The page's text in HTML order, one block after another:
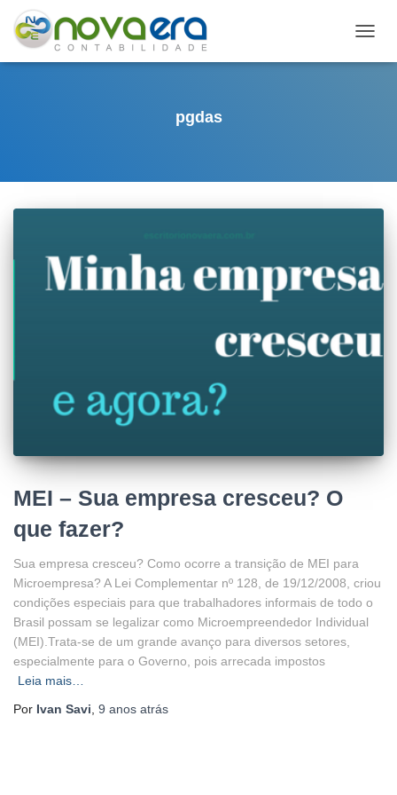
pgdas
MEI – Sua empresa cresceu? O
que fazer?
Sua empresa cresceu? Como ocorre a transição de MEI para
Microempresa? A Lei Complementar nº 128, de 19/12/2008, criou
condições especiais para que trabalhadores informais de todo o
Brasil possam se legalizar como Microempreendedor Individual
(MEI).Trata-se de um grande avanço para diversos setores,
especialmente para o Governo, pois arrecada impostos
Leia mais…
Por Ivan Savi 9 anos atrás